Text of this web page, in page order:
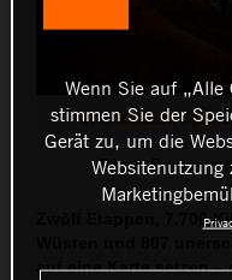
KTM Motohall
Diese
Zwölf Etappen, 7.706
auf eine Karte setzen
Wenn Sie auf „Alle
stimmen Sie der
Gerät zu, um die
Websitenutzung